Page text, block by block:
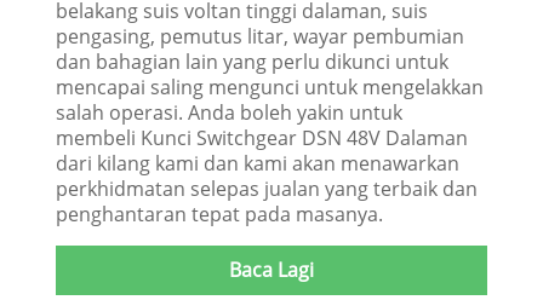
belakang suis voltan tinggi dalaman, suis
pengasing, pemutus litar, wayar pembumian
dan bahagian lain yang perlu dikunci untuk
mencapai saling mengunci untuk mengelakkan
salah operasi. Anda boleh yakin untuk
membeli Kunci Switchgear DSN 48V Dalaman
dari kilang kami dan kami akan menawarkan
perkhidmatan selepas jualan yang terbaik dan
penghantaran tepat pada masanya.
Baca Lagi